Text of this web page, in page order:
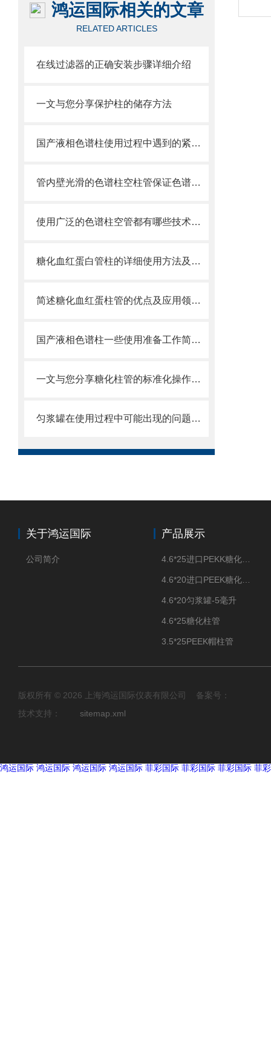
鸿运国际相关的文章
RELATED ARTICLES
在线过滤器的正确安装步骤详细介绍
一文与您分享保护柱的储存方法
国产液相色谱柱使用过程中遇到的紧急问题
管内壁光滑的色谱柱空柱管保证色谱柱制成品的高性能
使用广泛的色谱柱空管都有哪些技术优势
糖化血红蛋白管柱的详细使用方法及注意事项介绍
简述糖化血红蛋柱管的优点及应用领域分享
国产液相色谱柱一些使用准备工作简单分析
一文与您分享糖化柱管的标准化操作流程
匀浆罐在使用过程中可能出现的问题相应解决方法分享
关于鸿运国际
公司简介
产品展示
4.6*20匀浆罐-5毫升
4.6*25糖化柱管
3.5*25PEEK帽柱管
版权所有 © 2026 上海鸿运国际仪表有限公司 备案号：
技术支持： sitemap.xml
鸿运国际 鸿运国际 鸿运国际 鸿运国际 菲彩国际 菲彩国际 菲彩国际 菲